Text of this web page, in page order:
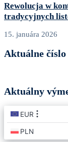
Rewolucja w
tradycyjnych
15. januára 2026
Aktuálne číslo
Aktuálny